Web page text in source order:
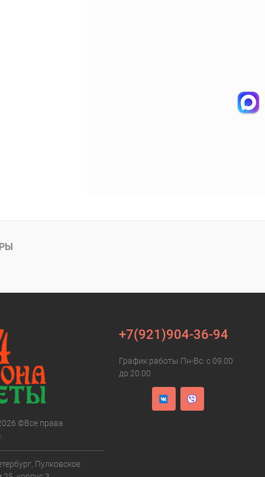
©Все права
Пулковское
+7(921)904-36-94
График работы Пн-Вс: с 09.00
до 20.00